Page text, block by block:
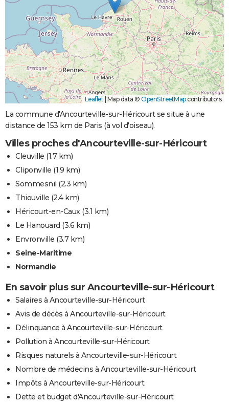
Leaflet Map data © OpenStreetMapcontributors
La commune d'Ancourteville-sur-Héricourt se situe à une
distance de 153 km de Paris (à vol d'oiseau).
Villes proches d'Ancourteville-sur-Héricourt
Cleuville (1.7 km)
Cliponville (1.9 km)
Sommesnil (2.3 km)
Thiouville (2.4 km)
Héricourt-en-Caux(3.1 km)
Le Hanouard (3.6 km)
Envronville (3.7 km)
Seine-Maritime
Normandie
En savoir plus sur Ancourteville-sur-Héricourt
Salaires à Ancourteville-sur-Héricourt
Avis de décès à Ancourteville-sur-Héricourt
Délinquance à Ancourteville-sur-Héricourt
Pollution à Ancourteville-sur-Héricourt
Risques naturels à Ancourteville-sur-Héricourt
Nombre de médecins à Ancourteville-sur-Héricourt
Impôts à Ancourteville-sur-Héricourt
Dette et budget d'Ancourteville-sur-Héricourt